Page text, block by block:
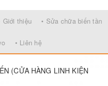
Giới thiệu • Sửa chữa biến tần
• Liên hệ
(CỬA HÀNG LINH KIỆN